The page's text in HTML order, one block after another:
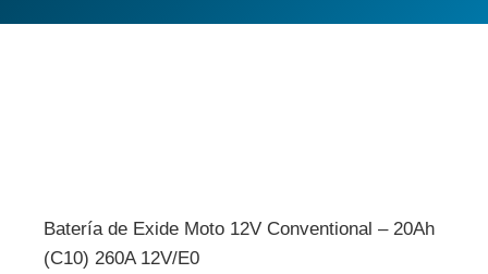
Batería de Exide Moto 12V Conventional – 20Ah
(C10) 260A 12V/E0